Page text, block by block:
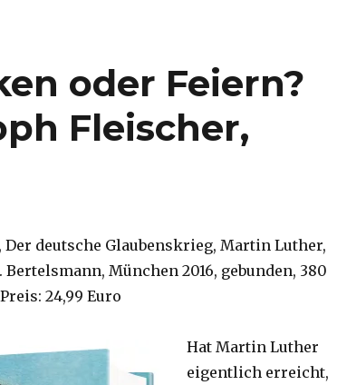
oder Feiern?
Fleischer,
deutsche Glaubenskrieg, Martin Luther,
Bertelsmann, München 2016, gebunden, 380
Preis: 24,99 Euro
Hat Martin Luther
eigentlich erreicht,